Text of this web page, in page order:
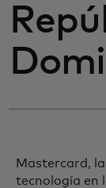
Mastercard,
tecnología en